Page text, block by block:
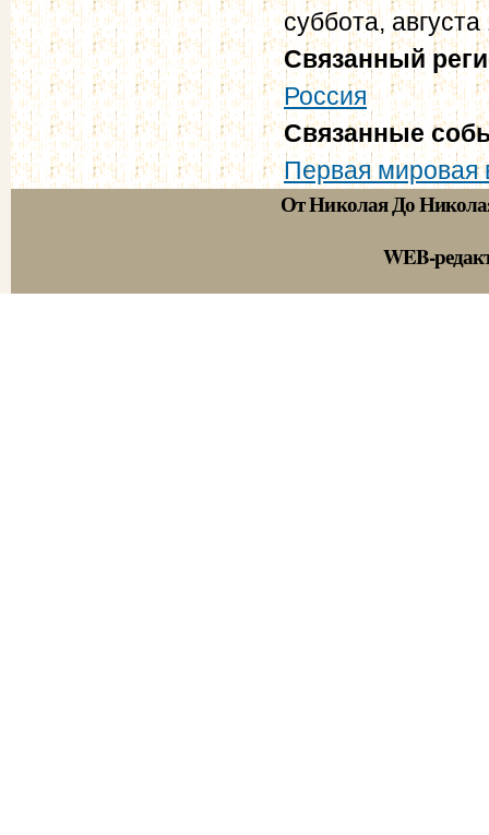
суббота,
Связанный
Россия
Связанные
Первая мировая
От Николая До
WEB-